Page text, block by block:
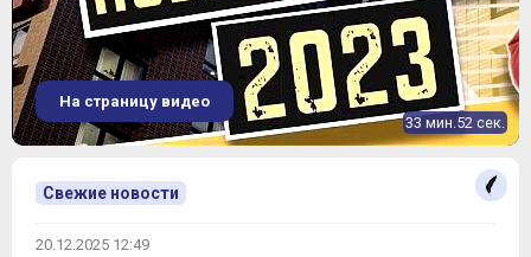
33 мин.52 сек.
На страницу видео
Свежие новости
20.12.2025 12:49